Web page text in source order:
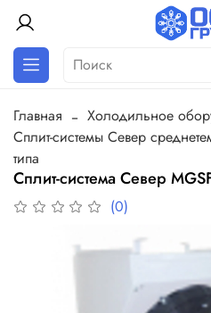
Главная Холодильное
Сплит-системы Север
типа
Сплит-система Север
(0)